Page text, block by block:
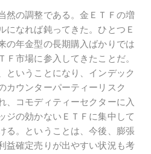
然の調整である。金ＥＴＦの増
になれば鈍ってきた。ひとつＥ
の年金型の長期購入ばかりでは
Ｆ市場に参入してきたことだ。
ということになり、インデック
カウンターパーティーリスク
、コモディティーセクターに入
ジの効かないＥＴＦに集中して
る。ということは、今後、膨張
益確定売りが出やすい状況も考